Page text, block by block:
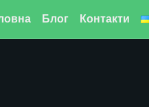
Блог Контакти